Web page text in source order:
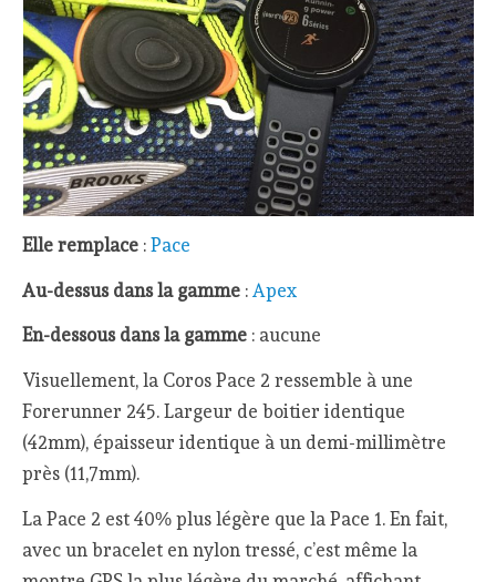
Elle remplace :Pace
Au-dessus dans la gamme : Apex
En-dessous dans la gamme : aucune
Visuellement, la Coros Pace 2 ressemble à une
Forerunner 245. Largeur de boitier identique
(42mm), épaisseur identique à un demi-millimètre
près (11,7mm).
La Pace 2 est 40% plus légère que la Pace 1. En fait,
avec un bracelet en nylon tressé, c’est même la